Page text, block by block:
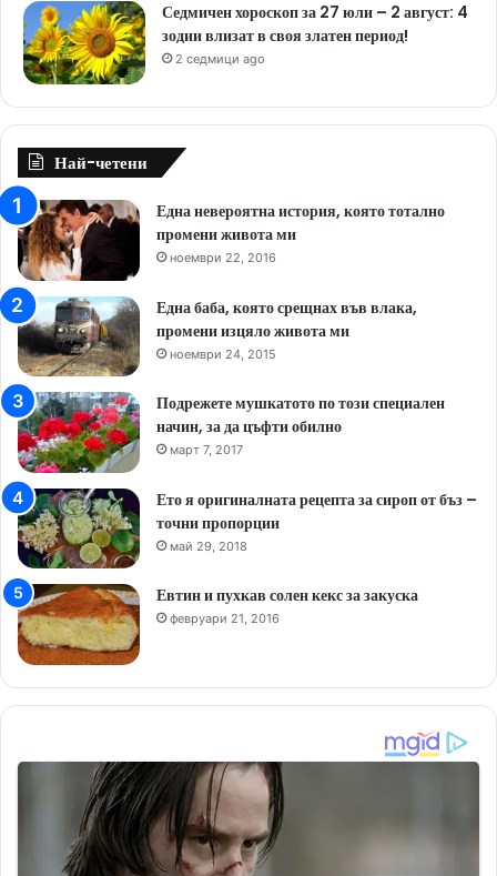
Седмичен хороскоп за 27 юли – 2 август: 4
зодии влизат в своя златен период!
2 седмици ago
Най-четени
Една невероятна история, която тотално
промени живота ми
ноември 22, 2016
Една баба, която срещнах във влака,
промени изцяло живота ми
ноември 24, 2015
Подрежете мушкатото по този специален
начин, за да цъфти обилно
март 7, 2017
Ето я оригиналната рецепта за сироп от бъз –
точни пропорции
май 29, 2018
Евтин и пухкав солен кекс за закуска
февруари 21, 2016